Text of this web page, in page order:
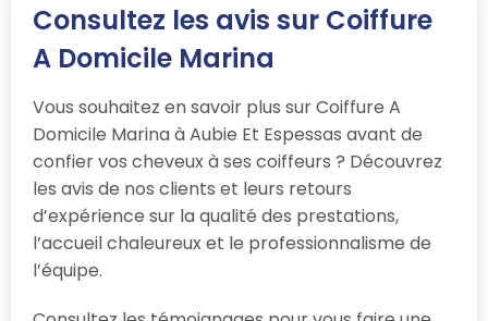
Consultez les avis sur Coiffure
A Domicile Marina
Vous souhaitez en savoir plus sur Coiffure A
Domicile Marina à Aubie Et Espessas avant de
confier vos cheveux à ses coiffeurs ? Découvrez
les avis de nos clients et leurs retours
d’expérience sur la qualité des prestations,
l’accueil chaleureux et le professionnalisme de
l’équipe.